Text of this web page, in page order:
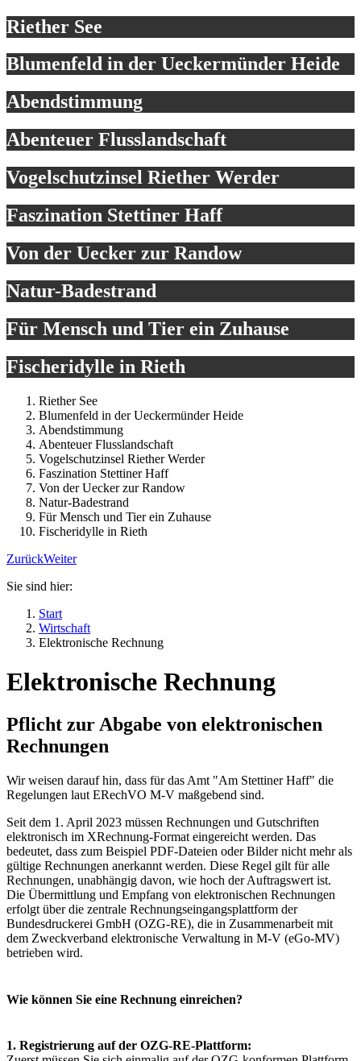
Riether See
Blumenfeld in der Ueckermünder Heide
Abendstimmung
Abenteuer Flusslandschaft
Vogelschutzinsel Riether Werder
Faszination Stettiner Haff
Von der Uecker zur Randow
Natur-Badestrand
Für Mensch und Tier ein Zuhause
Fischeridylle in Rieth
Riether See
Blumenfeld in der Ueckermünder Heide
Abendstimmung
Abenteuer Flusslandschaft
Vogelschutzinsel Riether Werder
Faszination Stettiner Haff
Von der Uecker zur Randow
Natur-Badestrand
Für Mensch und Tier ein Zuhause
Fischeridylle in Rieth
ZurückWeiter
Sie sind hier:
Start
Wirtschaft
Elektronische Rechnung
Elektronische Rechnung
Pflicht zur Abgabe von elektronischen
Rechnungen
Wir weisen darauf hin, dass für das Amt "Am Stettiner Haff" die
Regelungen laut ERechVO M-V maßgebend sind.
Seit dem 1. April 2023 müssen Rechnungen und Gutschriften
elektronisch im XRechnung-Format eingereicht werden. Das
bedeutet, dass zum Beispiel PDF-Dateien oder Bilder nicht mehr als
gültige Rechnungen anerkannt werden. Diese Regel gilt für alle
Rechnungen, unabhängig davon, wie hoch der Auftragswert ist.
Die Übermittlung und Empfang von elektronischen Rechnungen
erfolgt über die zentrale Rechnungseingangsplattform der
Bundesdruckerei GmbH (OZG-RE), die in Zusammenarbeit mit
dem Zweckverband elektronische Verwaltung in M-V (eGo-MV)
betrieben wird.
Wie können Sie eine Rechnung einreichen?
1. Registrierung auf der OZG-RE-Plattform: